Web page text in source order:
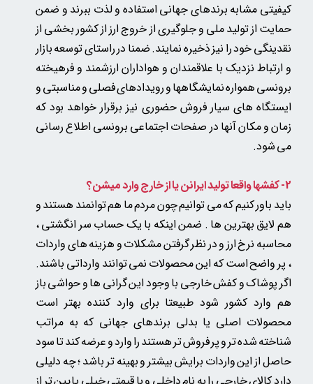
کیفیتی مشابه برندهای جهانی استفاده و لذت ببرند و ضمن
حمایت از تولید ملی و جلوگیری از خروج ارز از کشور بخشی از
نقدینگی خود را نیز ذخیره نمایند. ضمنا در راستای توسعه بازار
و ارتباط نزدیک با علاقمندان و هواداران ارزشمند و فرهیخته
برونسی همواره نمایشگاهها و رویدادهای فصلی و مناسبتی و
ایستگاه های سیار فروش حضوری نیز برقرار خواهد بود که
زمان و مکان آنها در صفحات اجتماعی برونسی اطلاع رسانی
می شود.
2- کفشها واقعا تولید ایرانن یا از خارج وارد میشن؟
باید باور کنیم که می توانیم چون مردم ما هم توانمند هستند و
هم لایق بهترین ها . ضمن اینکه با یک حساب سر انگشتی ،
محاسبه نرخ ارز و در نظر گرفتن مشکلات و هزینه های واردات
، پر واضح است که این محصولات نمی توانند وارداتی باشند.
اگر پوشاک و کفش خارجی با وجود این گرانی ها و حواشی باز
هم وارد کشور شود طبیعتا برای وارد کننده بهتر است
محصولات اصلی یا بدلی برندهای جهانی که به مراتب
شناخته شده تر و پر فروش تر هستند را وارد و عرضه کندتا سود
حاصل از این واردات برایش بیشتر و بهینه تر باشد ؛ چه دلیلی